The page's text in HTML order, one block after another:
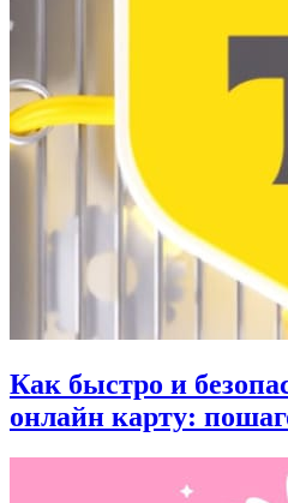
Как быстро и
онлайн карту: